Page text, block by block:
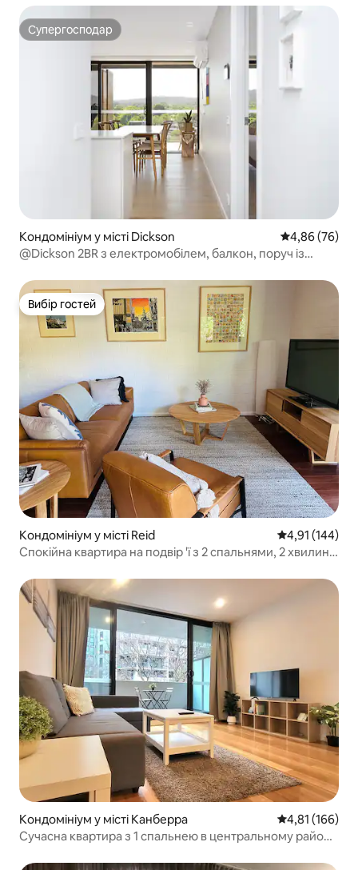
Супергосподар
Супергосподар
Кондомініум у місті Dickson Середня
4,86 (76)
@Dickson 2BR з електромобілем, балкон, поруч із
Вибір гостей
Вибір гостей
Кондомініум у місті Reid Середня
4,91 (144)
Спокійна квартира на подвір 'ї з 2 спальнями, 2 хвилини
Кондомініум у місті Канберра Середня
4,81 (166)
Сучасна квартира з 1 спальнею в центральному районі,